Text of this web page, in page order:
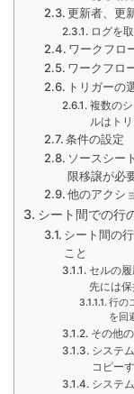
更新者、更
ログを
ワークフロ
ワークフロ
トリガーの
複数の
ルはト
条件の設定
ソースシー
限移譲が必
他のアクシ
シート間での行
シート間の
こと
セルの
先には
行の
を回
その他
システ
コピー
システ